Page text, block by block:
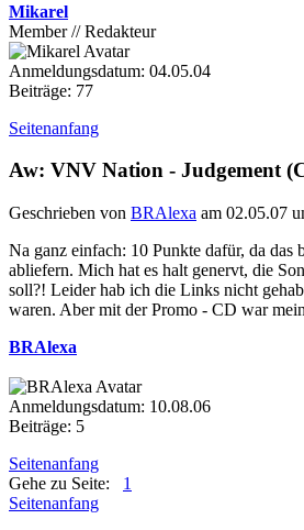
Mikarel
Member // Redakteur
Anmeldungsdatum: 04.05.04
Beiträge: 77
Seitenanfang
Aw: VNV Nation - Judgement
Geschrieben von BRAlexa am 02.05.07
Na ganz einfach: 10 Punkte dafür, da
abliefern. Mich hat es halt genervt, die
soll?! Leider hab ich die Links nicht
waren. Aber mit der Promo - CD war
BRAlexa
Anmeldungsdatum: 10.08.06
Beiträge: 5
Seitenanfang
Gehe zu Seite: 1
Seitenanfang